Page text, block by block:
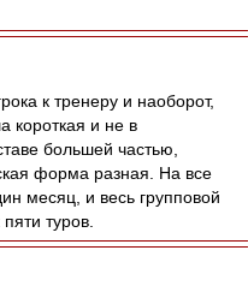
к тренеру и наоборот,
короткая и не в
большей частью,
форма разная. На все
месяц, и весь групповой
туров.